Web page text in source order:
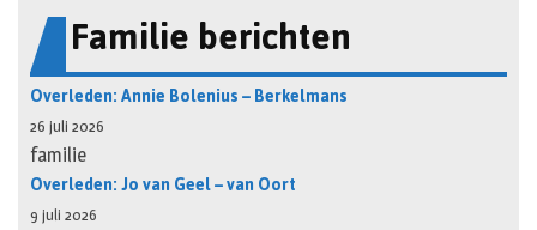
Familie berichten
Overleden: Annie Bolenius – Berkelmans
26 juli 2026
familie
Overleden: Jo van Geel – van Oort
9 juli 2026